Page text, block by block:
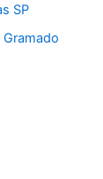
SP